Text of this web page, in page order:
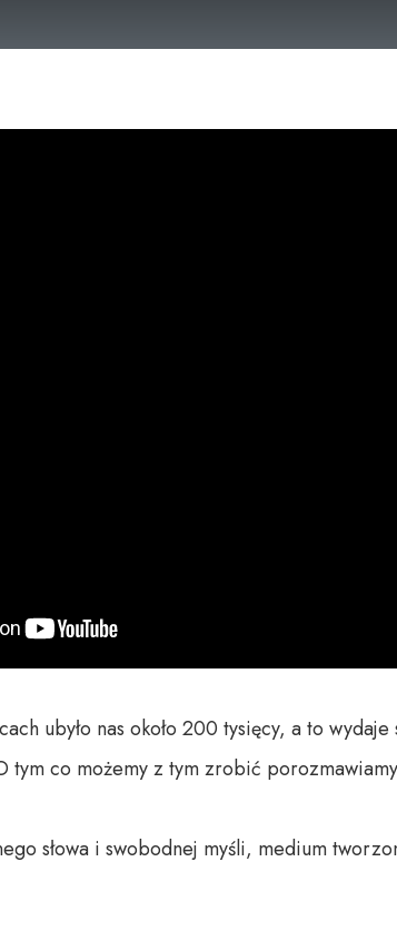
ubyło nas około 200 tysięcy, a to
tym co możemy z tym zrobić
słowa i swobodnej myśli, medium